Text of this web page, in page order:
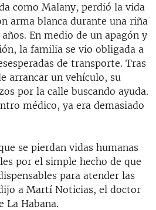
como Malany, perdió la vida
arma blanca durante una riña
En medio de un apagón y
la familia se vio obligada a
de transporte. Tras
arrancar un vehículo, su
por la calle buscando ayuda.
médico, ya era demasiado
se pierdan vidas humanas
por el simple hecho de que
para atender las
a Martí Noticias, el doctor
La Habana.